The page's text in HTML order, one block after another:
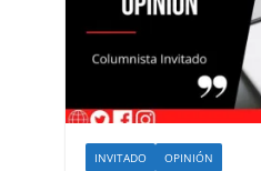
INVITADO OPINIÓN